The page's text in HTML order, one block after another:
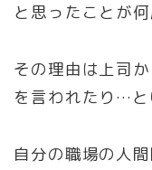
と思ったことが何
その理由は上司
を言われたり…と
自分の職場の人